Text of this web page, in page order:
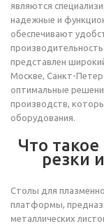
являются
надежные и
обеспечивают
представлен
Москве, Санкт-
оптимальные
производств,
оборудования.
Что
резки
Столы для
платформы,
металлических